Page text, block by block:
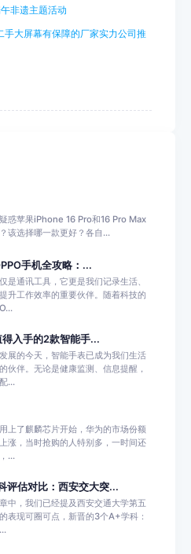
非遗主题活动
手大屏幕有保障的厂家实力公司推
惑苹果iPhone 16 Pro和16 Pro Max
该选择哪一款更好？各自...
手机全攻略：...
是通讯工具，它更是我们记录生活、
升工作效率的重要伙伴。随着科技的
入手的2款智能手...
展的今天，智能手表已成为我们生活
伙伴。无论是健康监测、信息提醒，
...
上了麒麟芯片开始，华为的市场份额
涨，当时抢购的人特别多，一时间还
...
评估对比：西安交大突...
中，我们已经提及西安交通大学第五
表现可圈可点，新晋的3个A+学科：